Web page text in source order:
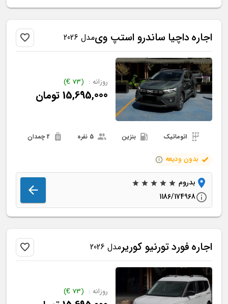
اجارهداچیا ساندرو استپ ویمدل 2026
روزانه : (
73
€
)
15,695,000تومان
اتوماتیک بنزین
بدون ودیعه
بدروم
1186/174968
اجارهفوردتورنیو کوریرمدل 2026
روزانه : (
73
€
)